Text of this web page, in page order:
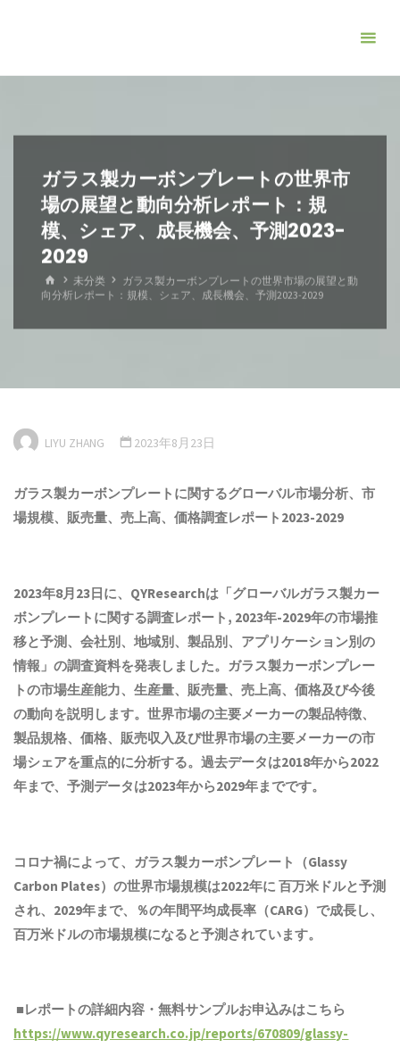
ガラス製カーボンプレートの世界市
場の展望と動向分析レポート：規
模、シェア、成長機会、予測2023-
2029
ホ
ー
未分类
ガラス製カーボンプレートの世界市場の展望と動
向分析レポート：規模、シェア、成長機会、予測2023-2029
LIYU ZHANG 2023年8月23日
ガラス製カーボンプレートに関するグローバル市場分析、市
場規模、販売量、売上高、価格調査レポート2023-2029
2023年8月23日に、QYResearchは「グローバルガラス製カー
ボンプレートに関する調査レポート, 2023年-2029年の市場推
移と予測、会社別、地域別、製品別、アプリケーション別の
情報 」の調査資料を発表しました。ガラス製カーボンプレー
トの市場生産能力、生産量、販売量、売上高、価格及び今後
の動向を説明します。世界市場の主要メーカーの製品特徴、
製品規格、価格、販売収入及び世界市場の主要メーカーの市
場シェアを重点的に分析する。過去データは2018年から2022
年まで、予測データは2023年から2029年までです。
コロナ禍によって、ガラス製カーボンプレート（Glassy
Carbon Plates）の世界市場規模は2022年に 百万米ドルと予測
され、2029年まで、％の年間平均成長率（CARG）で成長し、
百万米ドルの市場規模になると予測されています。
■レポートの詳細内容・無料サンプルお申込みはこちら
https://www.qyresearch.co.jp/reports/670809/glassy-